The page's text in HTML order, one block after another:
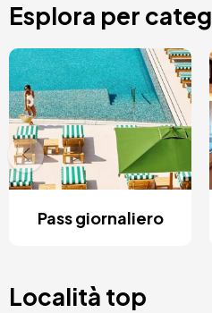
Esplora per
Pass giornaliero
Località top